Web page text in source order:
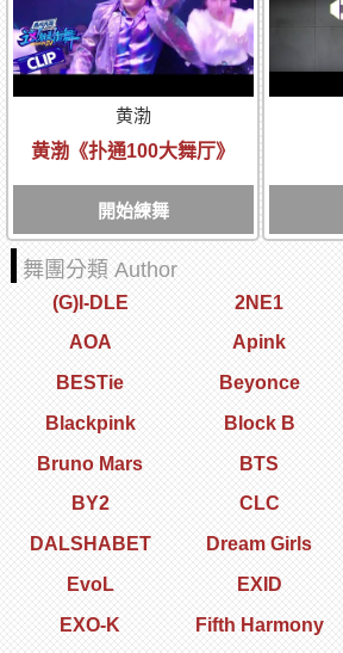
黄渤
黄渤《扑通100大舞厅》
開始練舞
舞團分類 Author
(G)I-DLE 2NE1
AOA
Apink
BESTie
Beyonce
Blackpink
Block B
Bruno Mars
BTS
BY2
CLC
DALSHABET
Dream Girls
EvoL
EXID
EXO-K
Fifth Harmony